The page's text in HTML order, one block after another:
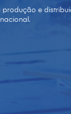
produção e